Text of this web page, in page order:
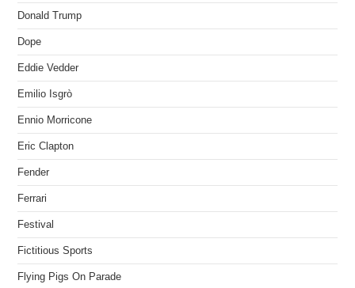
Donald Trump
Dope
Eddie Vedder
Emilio Isgrò
Ennio Morricone
Eric Clapton
Fender
Ferrari
Festival
Fictitious Sports
Flying Pigs On Parade